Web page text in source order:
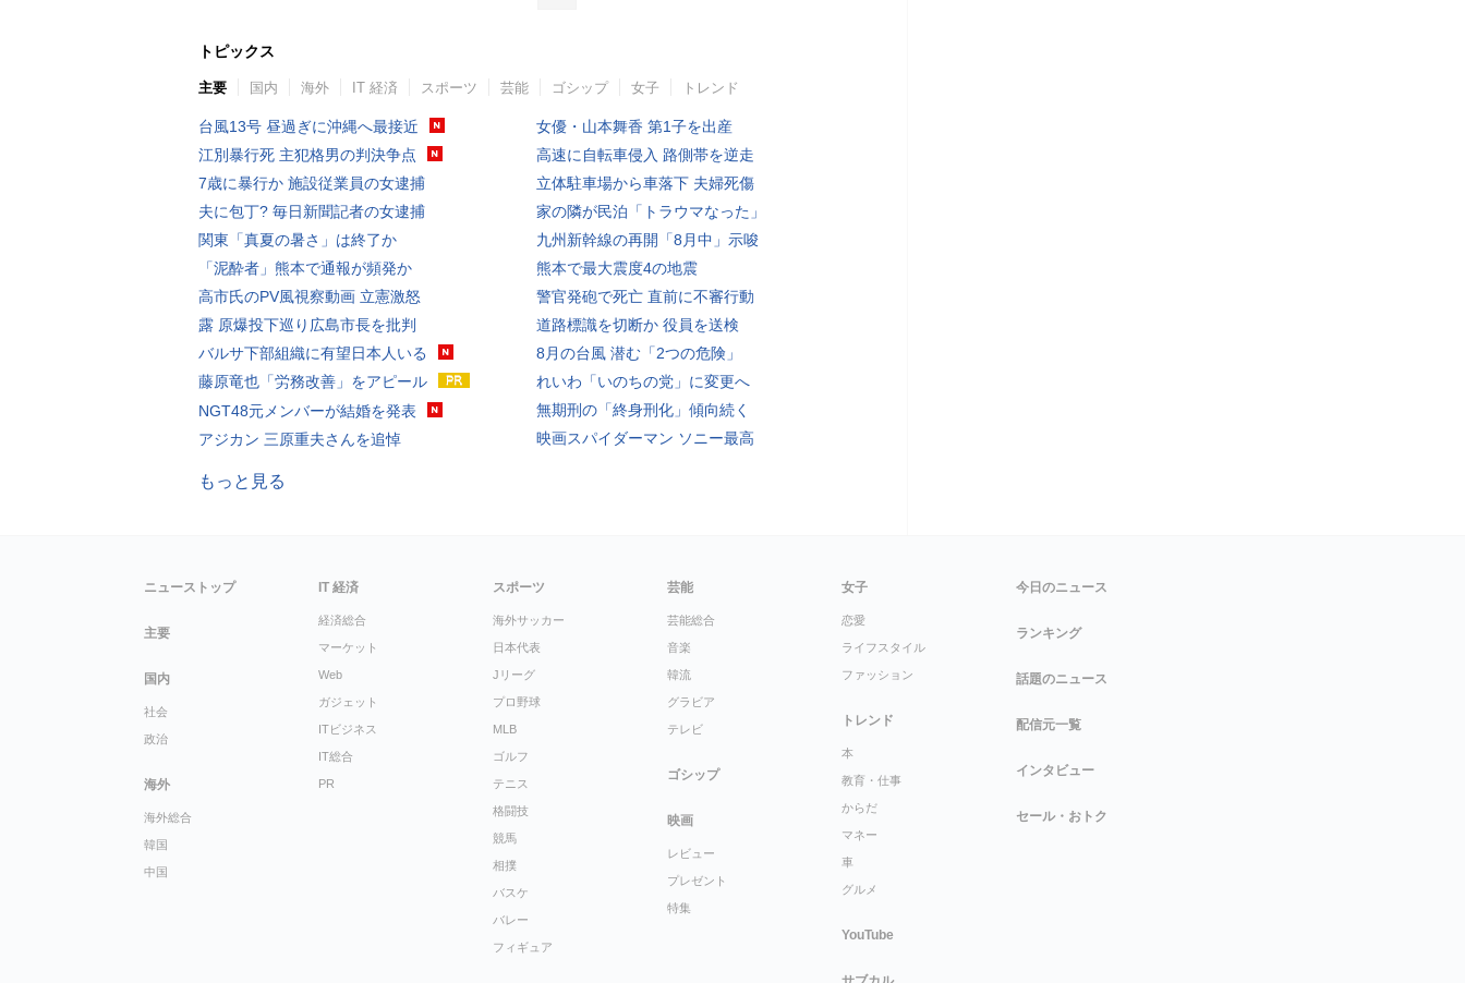
トピックス
主要 国内 海外 IT 経済 スポーツ 芸能 ゴシップ 女子 トレンド
台風13号 昼過ぎに沖縄へ最接近
江別暴行死 主犯格男の判決争点
7歳に暴行か 施設従業員の女逮捕
夫に包丁? 毎日新聞記者の女逮捕
関東「真夏の暑さ」は終了か
「泥酔者」熊本で通報が頻発か
高市氏のPV風視察動画 立憲激怒
露 原爆投下巡り広島市長を批判
バルサ下部組織に有望日本人いる
藤原竜也「労務改善」をアピール
NGT48元メンバーが結婚を発表
アジカン 三原重夫さんを追悼
女優・山本舞香 第1子を出産
高速に自転車侵入 路側帯を逆走
立体駐車場から車落下 夫婦死傷
家の隣が民泊「トラウマなった」
九州新幹線の再開「8月中」示唆
熊本で最大震度4の地震
警官発砲で死亡 直前に不審行動
道路標識を切断か 役員を送検
8月の台風 潜む「2つの危険」
れいわ「いのちの党」に変更へ
無期刑の「終身刑化」傾向続く
映画スパイダーマン ソニー最高
もっと見る
ニューストップ
主要
国内
社会
政治
海外
海外総合
韓国
中国
IT 経済
経済総合
マーケット
Web
ガジェット
ITビジネス
IT総合
PR
スポーツ
海外サッカー
日本代表
Jリーグ
プロ野球
MLB
ゴルフ
テニス
格闘技
競馬
相撲
バスケ
バレー
フィギュア
芸能
芸能総合
音楽
韓流
グラビア
テレビ
ゴシップ
映画
レビュー
プレゼント
特集
女子
恋愛
ライフスタイル
ファッション
トレンド
本
教育・仕事
からだ
マネー
車
グルメ
YouTube
今日のニュース
ランキング
話題のニュース
配信元一覧
インタビュー
セール・おトク